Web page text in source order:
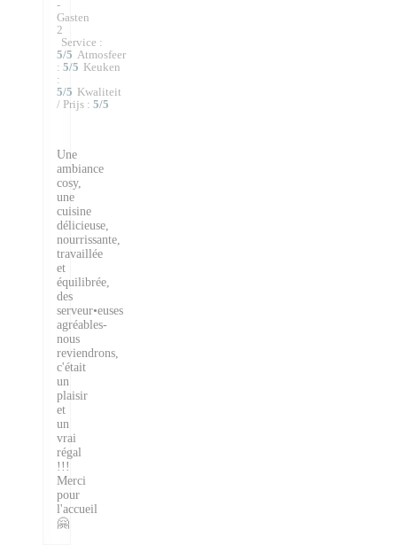
-
Gasten
2
Service :
5/5 Atmosfeer
: 5/5 Keuken
:
5/5 Kwaliteit
/ Prijs : 5/5
Une
ambiance
cosy,
une
cuisine
délicieuse,
nourrissante,
travaillée
et
équilibrée,
des
serveur•euses
agréables-
nous
reviendrons,
c'était
un
plaisir
et
un
vrai
régal
!!!
Merci
pour
l'accueil
🤗